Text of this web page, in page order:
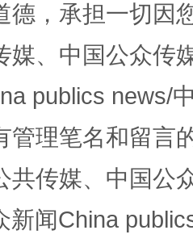
德，承担一切因
媒、中国公众传
publics news/
管理笔名和留言
共传媒、中国公
新闻China